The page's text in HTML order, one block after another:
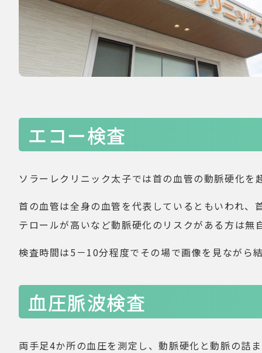
エコー検査
ソラーレクリニック太子では首の血管の動脈硬化
首の血管は全身の血管を代表しているともいわれ
テロールが高いなど動脈硬化のリスクがある方は
検査時間は5－10分程度でその場で画像を見ながら
血圧脈波検査
両手足4か所の血圧を測定し、動脈硬化と動脈の詰